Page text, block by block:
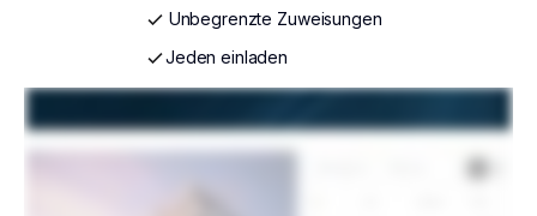
Unbegrenzte Zuweisungen
Jeden einladen